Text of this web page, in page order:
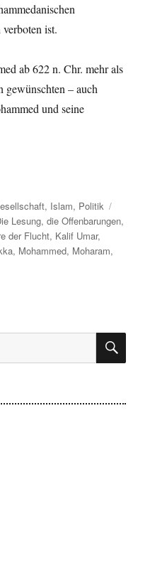
ist.
ab 622 n. Chr. mehr als
gewünschten – auch
und seine
, Islam, Politik
Lesung,die Offenbarungen,
der Flucht, Kalif Umar,
, Mohammed, Moharam,